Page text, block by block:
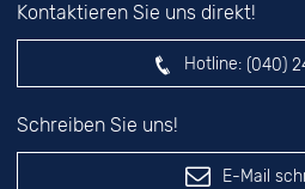
Kontaktieren Sie uns direkt!
Hotline: (040)
Schreiben Sie uns!
E-Mail